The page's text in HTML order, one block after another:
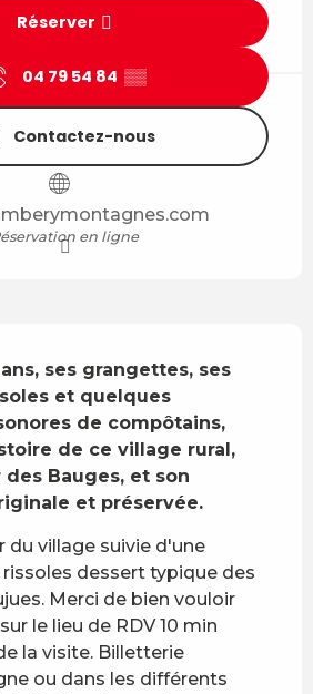
Réserver
04 79 54 84 ▒▒
Contactez-nous
en ligne
ses grangettes, ses
et quelques
de compôtains,
de ce village rural,
Bauges, et son
et préservée.
du village suivie d'une
dessert typique des
Merci de bien vouloir
le lieu de RDV 10 min
la visite. Billetterie
ou dans les différents